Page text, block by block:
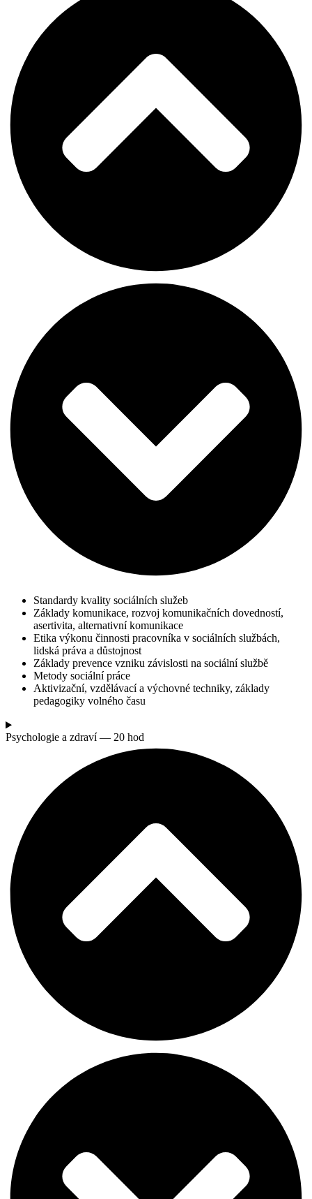
Standardy kvality sociálních služeb
Základy komunikace, rozvoj komunikačních dovedností,
asertivita, alternativní komunikace
Etika výkonu činnosti pracovníka v sociálních službách,
lidská práva a důstojnost
Základy prevence vzniku závislosti na sociální službě
Metody sociální práce
Aktivizační, vzdělávací a výchovné techniky, základy
pedagogiky volného času
Psychologie a zdraví — 20 hod